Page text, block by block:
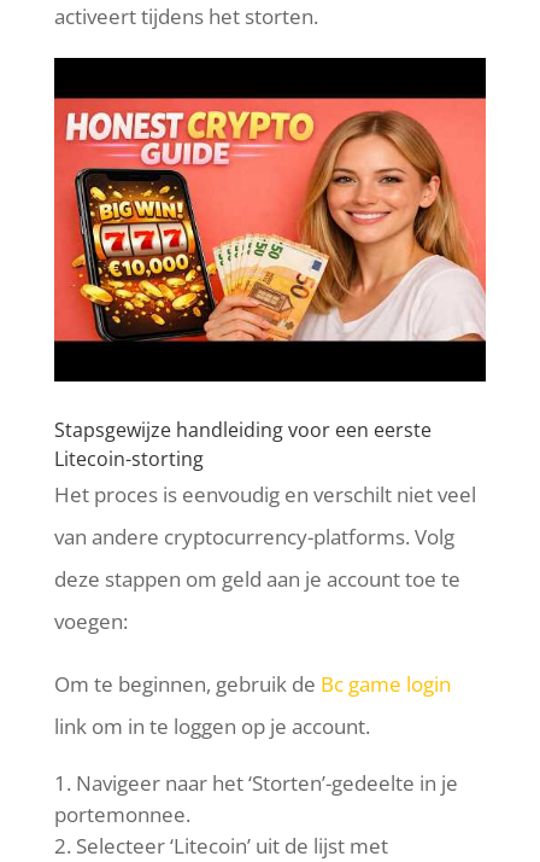
activeert tijdens het storten.
Stapsgewijze handleiding voor een eerste
Litecoin-storting
Het proces is eenvoudig en verschilt niet veel
van andere cryptocurrency-platforms. Volg
deze stappen om geld aan je account toe te
voegen:
Om te beginnen, gebruik de Bc game login
link om in te loggen op je account.
Navigeer naar het ‘Storten’-gedeelte in je
portemonnee.
Selecteer ‘Litecoin’ uit de lijst met